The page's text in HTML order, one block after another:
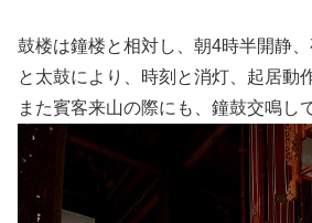
鼓楼は鐘楼と相対し、朝4時半開静
と太鼓により、時刻と消灯、起居動
また賓客来山の際にも、鐘鼓交鳴し